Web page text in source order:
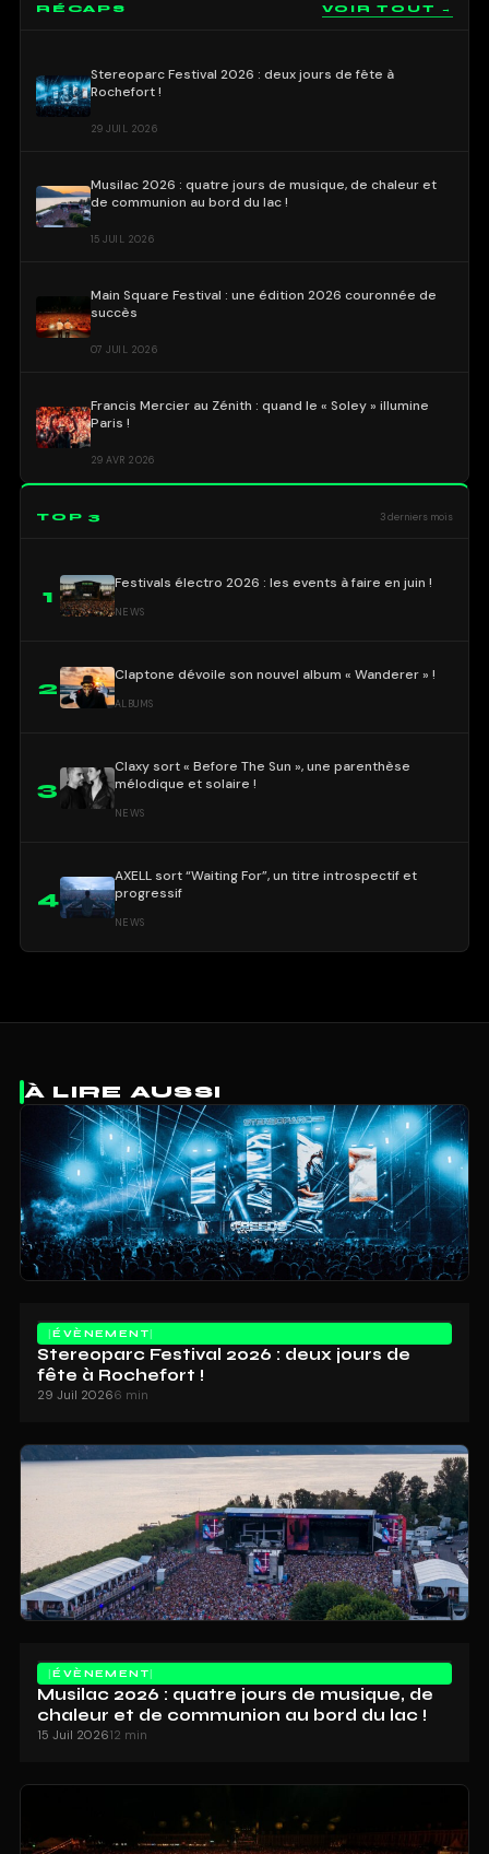
RÉCAPS VOIR TOUT →
Stereoparc Festival 2026 : deux jours de fête à
Rochefort !
29 JUIL 2026
Musilac 2026 : quatre jours de musique, de chaleur et
de communion au bord du lac !
15 JUIL 2026
Main Square Festival : une édition 2026 couronnée de
succès
07 JUIL 2026
Francis Mercier au Zénith : quand le « Soley » illumine
Paris !
29 AVR 2026
TOP 3 3 derniers mois
1
Festivals électro 2026 : les events à faire en juin !
NEWS
2
Claptone dévoile son nouvel album « Wanderer » !
ALBUMS
3
Claxy sort « Before The Sun », une parenthèse
mélodique et solaire !
NEWS
4
AXELL sort “Waiting For”, un titre introspectif et
progressif
NEWS
À LIRE AUSSI
ÉVÈNEMENT
Stereoparc Festival 2026 : deux jours de
fête à Rochefort !
29 Juil 20266 min
ÉVÈNEMENT
Musilac 2026 : quatre jours de musique, de
chaleur et de communion au bord du lac !
15 Juil 202612 min